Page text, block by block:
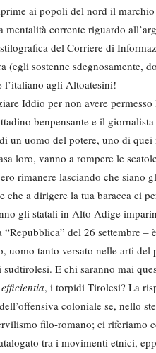
ai popoli del nord il
mentalità corrente riguardo
del Corriere di
(egli sostenne sdegnosamente,
agli Altoatesini!
Iddio per non avere
benpensante e il
un uomo del potere, uno di
loro, vanno a rompere le
rimanere lasciando che
che a dirigere la tua baracca ci
gli statali in Alto Adige
del 26 settembre –
uomo tanto versato nelle arti
sudtirolesi. E chi saranno mai
, i torpidi Tirolesi? La
coloniale se, nello
filo-romano; ci riferiamo
tra i movimenti etnici,